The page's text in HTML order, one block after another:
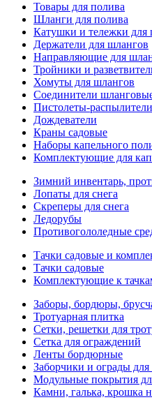
Товары для полива
Шланги для полива
Катушки и тележки для
Держатели для шлангов
Направляющие для
Тройники и
Хомуты для шлангов
Соединители
Пистолеты-распылители
Дождеватели
Краны садовые
Наборы капельного
Комплектующие для
Зимний инвентарь,
Лопаты для снега
Скреперы для снега
Ледорубы
Противогололедные
Тачки садовые и
Тачки садовые
Комплектующие к
Заборы, бордюры,
Тротуарная плитка
Сетки, решетки для
Сетка для ограждений
Ленты бордюрные
Заборчики и ограды
Модульные покрытия
Камни, галька, крошка